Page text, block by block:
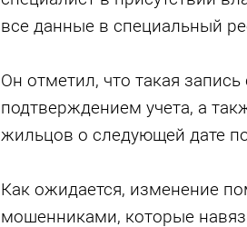
все данные в специальный
Он отметил, что такая
подтверждением учета, а
жильцов о следующей дате
Как ожидается, изменение
мошенниками, которые